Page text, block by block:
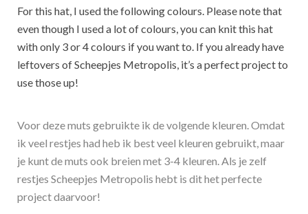
For this hat, I used the following colours. Please note that
even though I used a lot of colours, you can knit this hat
with only 3 or 4 colours if you want to. If you already have
leftovers of Scheepjes Metropolis, it’s a perfect project to
use those up!
Voor deze muts gebruikte ik de volgende kleuren. Omdat
ik veel restjes had heb ik best veel kleuren gebruikt, maar
je kunt de muts ook breien met 3-4 kleuren. Als je zelf
restjes Scheepjes Metropolis hebt is dit het perfecte
project daarvoor!